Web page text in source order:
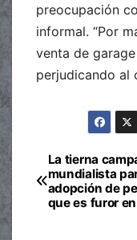
preocupación
informal. “Por
venta de
perjudicando al
de
La tierna
mundialista
adopción de
que es furor